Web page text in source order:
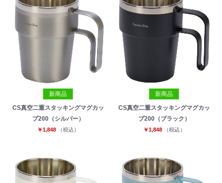
新商品
CS真空二重スタッキングマグカッ
プ200（シルバー）
￥1,848 （税込）
新商品
CS真空二重スタッキングマグカッ
プ200（ブラック）
￥1,848 （税込）